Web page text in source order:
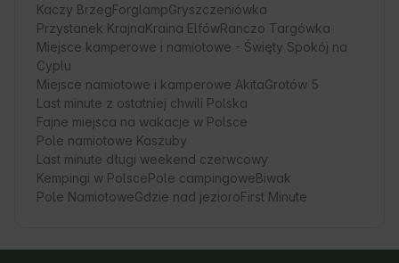
Kaczy BrzegForglampGryszczeniówka
Przystanek KrajnaKraina ElfówRanczo Targówka
Miejsce kamperowe i namiotowe - Święty Spokój na
Cyplu
Miejsce namiotowe i kamperowe AkitaGrotów 5
Last minute z ostatniej chwili Polska
Fajne miejsca na wakacje w Polsce
Pole namiotowe Kaszuby
Last minute długi weekend czerwcowy
Kempingi w PolscePole campingoweBiwak
Pole NamiotoweGdzie nad jezioroFirst Minute